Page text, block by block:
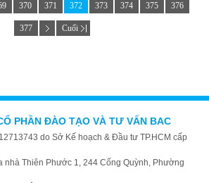
370 371 372 373 374 375 376
377 Cuối
PHẦN ĐÀO TẠO VÀ TƯ VẤN BAC
do Sở Kế hoạch & Đầu tư TP.HCM cấp
nhà Thiên Phước 1, 244 Cống Quỳnh, Phường